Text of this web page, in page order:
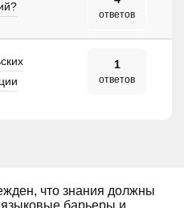
ответов
1
ответов
что знания должны
барьеры и